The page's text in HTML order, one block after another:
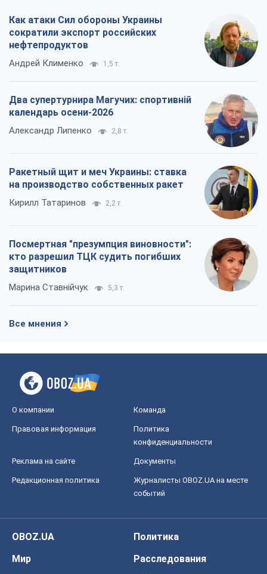
Как атаки Сил обороны Украины
сократили экспорт российских
нефтепродуктов
Андрей Клименко 1,5 т.
Два супертурнира Магучих: спортивній
календарь осени-2026
Александр Липенко 2,8 т.
Ракетный щит и меч Украины: ставка
на производство собственных ракет
Кирилл Татаринов 2,2 т.
Посмертная "презумпция виновности":
кто разрешил ТЦК судить погибших
защитников
Марина Ставнійчук 5,3 т.
Все мнения
О компании Команда
Правовая информация
Политика
конфиденциальности
Реклама на сайте Документы
Редакционная политика
Журналисты OBOZ.UA на месте
событий
OBOZ.UA
Политика
Мир
Расследования